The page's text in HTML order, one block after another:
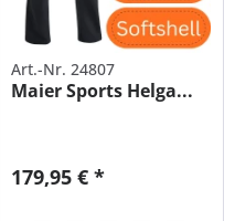
Art.-Nr. 24807
Maier Sports Helga...
179,95 € *